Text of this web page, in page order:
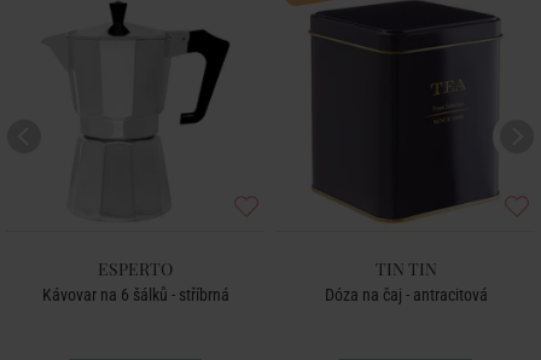
ESPERTO
Kávovar na 6 šálků - stříbrná
TIN TIN
Dóza na čaj - antracitová